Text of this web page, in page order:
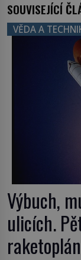
SOUVISEJÍCÍ
VĚDA A
Výbuch,
ulicích.